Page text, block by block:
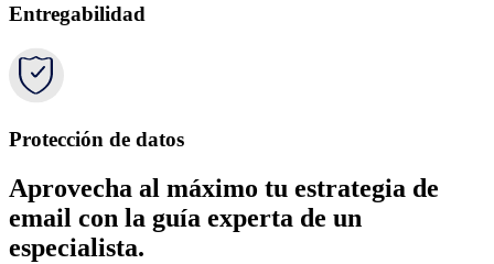
Entregabilidad
Protección de datos
Aprovecha al máximo tu estrategia de
email con la guía experta de un
especialista.